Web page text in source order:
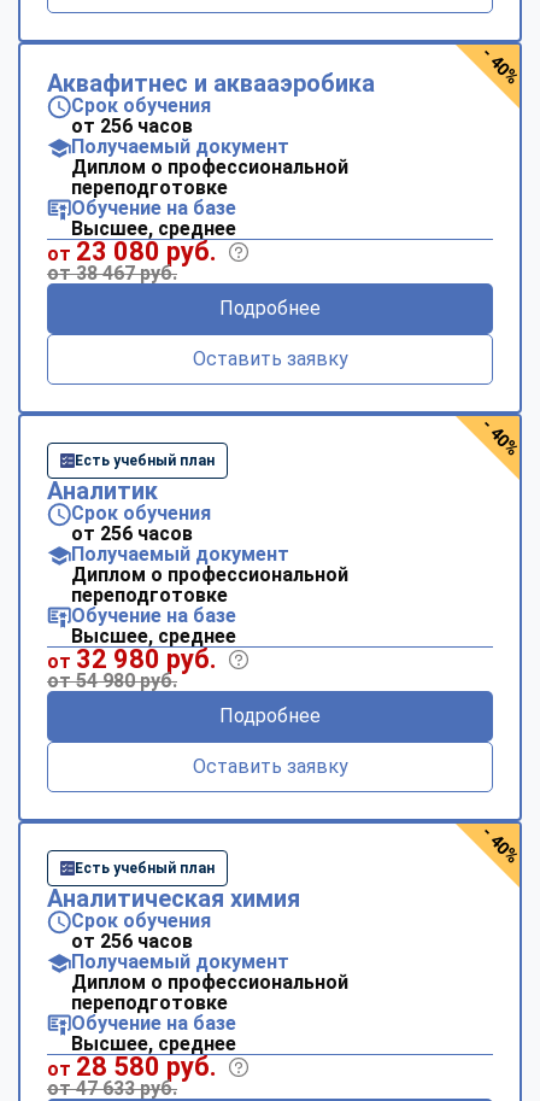
Аквафитнес и аквааэробика
Срок обучения
от 256 часов
Получаемый документ
Диплом о профессиональной
переподготовке
Обучение на базе
Высшее, среднее
от 23 080 руб.
от 38 467 руб.
Подробнее
Оставить заявку
- 40%
Есть учебный план
Аналитик
Срок обучения
от 256 часов
Получаемый документ
Диплом о профессиональной
переподготовке
Обучение на базе
Высшее, среднее
от 32 980 руб.
от 54 980 руб.
Подробнее
Оставить заявку
- 40%
Есть учебный план
Аналитическая химия
Срок обучения
от 256 часов
Получаемый документ
Диплом о профессиональной
переподготовке
Обучение на базе
Высшее, среднее
от 28 580 руб.
от 47 633 руб.
- 40%